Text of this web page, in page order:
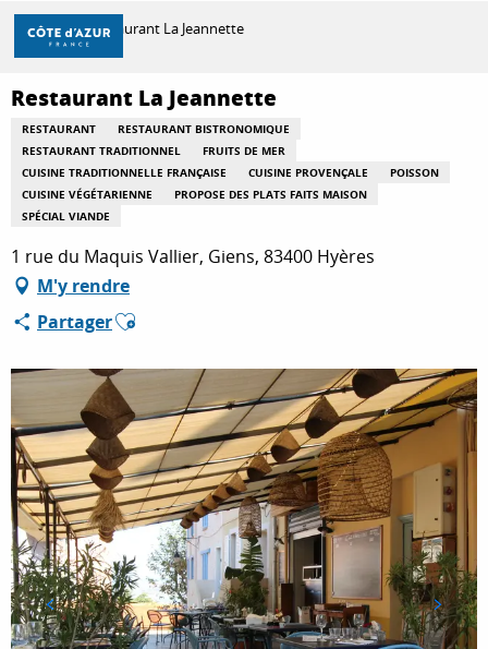
Aller
contenu
principal
DÉCOUVRIR
À FAIRE
SÉJOURNER
Accueil Restaurant La Jeannette
Restaurant La Jeannette
RESTAURANT
RESTAURANT BISTRONOMIQUE
RESTAURANT TRADITIONNEL
FRUITS DE MER
CUISINE TRADITIONNELLE FRANÇAISE
CUISINE PROVENÇALE
POISSON
CUISINE VÉGÉTARIENNE
PROPOSE DES PLATS FAITS MAISON
SPÉCIAL VIANDE
1 rue du Maquis Vallier, Giens, 83400 Hyères
M'y rendre
PartagerAjouter aux favoris